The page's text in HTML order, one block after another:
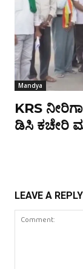
Mandya
KRS
ಡಿಸಿ ಕಚೇರಿ
LEAVE A REPLY